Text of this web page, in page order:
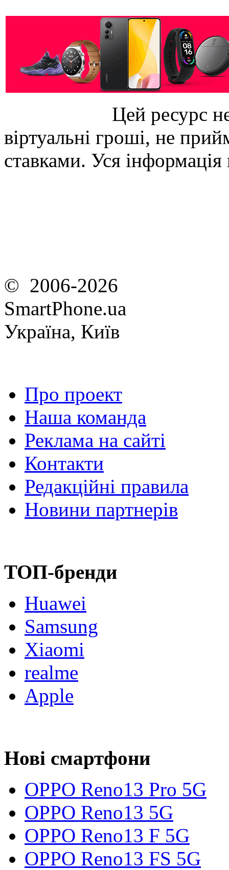
Цей ресурс
віртуальні гроші, не
ставками. Уся
© 2006-2026
SmartPhone.ua
Україна, Київ
Про проект
Наша команда
Реклама на сайті
Контакти
Редакційні правила
Новини партнерів
ТОП-бренди
Huawei
Samsung
Xiaomi
realme
Apple
Нові смартфони
OPPO Reno13 Pro 5G
OPPO Reno13 5G
OPPO Reno13 F 5G
OPPO Reno13 FS 5G